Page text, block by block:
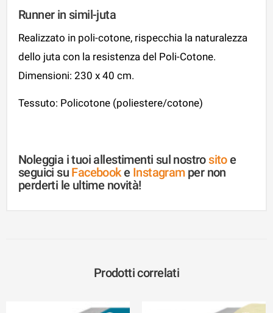
Runner in simil-juta
Realizzato in poli-cotone, rispecchia la naturalezza
dello juta con la resistenza del Poli-Cotone.
Dimensioni: 230 x 40 cm.
Tessuto: Policotone (poliestere/cotone)
Noleggia i tuoi allestimenti sul nostrositoe
seguici su Facebooke Instagramper non
perderti le ultime novità!
Prodotti correlati